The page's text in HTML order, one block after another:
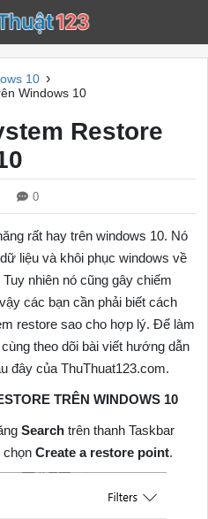
10 ›
Windows 10
Restore
0
rất hay trên windows 10. Nó
liệu và khôi phục windows về
nhiên nó cũng gây chiếm
các bạn cần phải biết cách
restore sao cho hợp lý. Để làm
theo dõi bài viết hướng dẫn
đây của ThuThuat123.com.
TRÊN WINDOWS 10
Search trên thanh Taskbar
chọnCreate a restore point.